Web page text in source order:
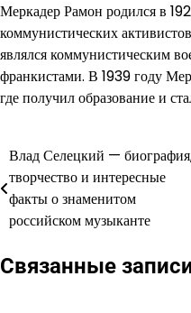
Меркадер Рамон родился в
коммунистических
являлся коммунистическим
франкистами. В 1939 году
где получил образование и
Навигация
по
записям
Влад Селецкий —
творчество и интересные
факты о знаменитом
российском музыканте
Связанные